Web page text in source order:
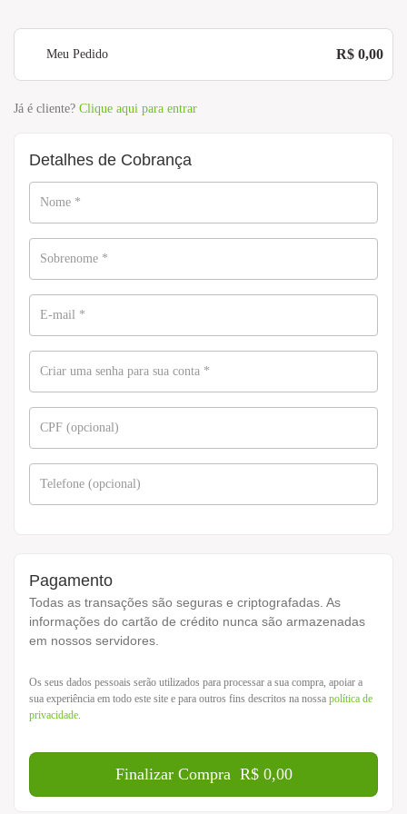
Meu Pedido R$ 0,00
Já é cliente? Clique aqui para entrar
Detalhes de Cobrança
Nome *
Sobrenome *
E-mail *
Criar uma senha para sua conta *
CPF (opcional)
Telefone (opcional)
Pagamento
Todas as transações são seguras e criptografadas. As
informações do cartão de crédito nunca são armazenadas
em nossos servidores.
Os seus dados pessoais serão utilizados para processar a sua compra, apoiar a
sua experiência em todo este site e para outros fins descritos na nossa política de
privacidade.
Finalizar Compra R$ 0,00